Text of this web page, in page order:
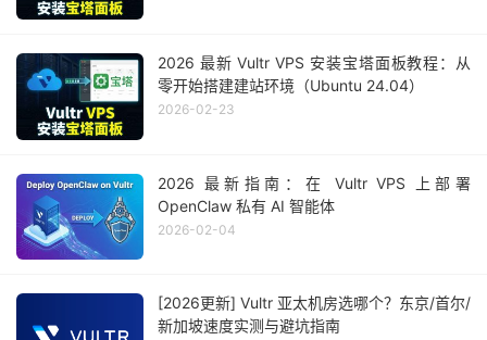
动
辽
宁
电
5 40%
辽
宁
5 2
2026 最新 Vultr VPS 安装宝塔面板教程：从
零开始搭建建站环境（Ubuntu 24.04）
2026-02-23
2026 最新指南：在 Vultr VPS 上部署
OpenClaw 私有 AI 智能体
2026-02-04
[2026更新] Vultr 亚太机房选哪个？东京/首尔/
新加坡速度实测与避坑指南